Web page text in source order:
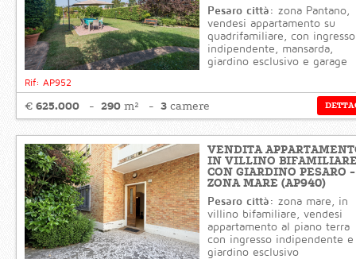
Pesaro città: zona Pantano,
vendesi appartamento su
quadrifamiliare, con ingresso
indipendente, mansarda,
giardino esclusivo e garage
Rif: AP952
€ 625.000 290 m² 3 camere
VENDITA
IN VILLINO
CON GIARDINO PESARO -
ZONA MARE (AP940)
Pesaro città: zona mare, in
villino bifamiliare, vendesi
appartamento al piano terra
con ingresso indipendente e
giardino esclusivo